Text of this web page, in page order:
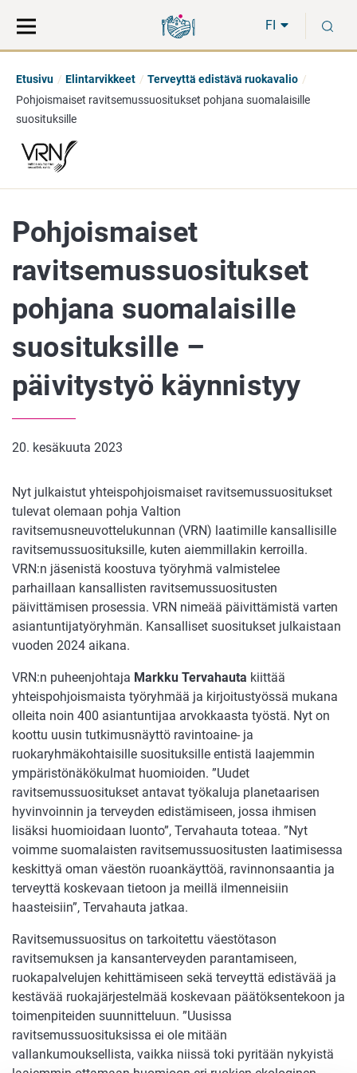
suoraan
sisältöön
koko
sivuston
FI
Etusivu Elintarvikkeet
Terveyttä edistävä ruokavalio
Pohjoismaiset ravitsemussuositukset pohjana suomalaisille
suosituksille
Pohjoismaiset
ravitsemussuositukset
pohjana suomalaisille
suosituksille –
päivitystyö käynnistyy
20. kesäkuuta 2023
Nyt julkaistut yhteispohjoismaiset ravitsemussuositukset
tulevat olemaan pohja Valtion
ravitsemusneuvottelukunnan (VRN) laatimille kansallisille
ravitsemussuosituksille, kuten aiemmillakin kerroilla.
VRN:n jäsenistä koostuva työryhmä valmistelee
parhaillaan kansallisten ravitsemussuositusten
päivittämisen prosessia. VRN nimeää päivittämistä varten
asiantuntijatyöryhmän. Kansalliset suositukset julkaistaan
vuoden 2024 aikana.
VRN:n puheenjohtaja Markku Tervahauta kiittää
yhteispohjoismaista työryhmää ja kirjoitustyössä mukana
olleita noin 400 asiantuntijaa arvokkaasta työstä. Nyt on
koottu uusin tutkimusnäyttö ravintoaine- ja
ruokaryhmäkohtaisille suosituksille entistä laajemmin
ympäristönäkökulmat huomioiden. ”Uudet
ravitsemussuositukset antavat työkaluja planetaarisen
hyvinvoinnin ja terveyden edistämiseen, jossa ihmisen
lisäksi huomioidaan luonto”, Tervahauta toteaa. ”Nyt
voimme suomalaisten ravitsemussuositusten laatimisessa
keskittyä oman väestön ruoankäyttöä, ravinnonsaantia ja
terveyttä koskevaan tietoon ja meillä ilmenneisiin
haasteisiin”, Tervahauta jatkaa.
Ravitsemussuositus on tarkoitettu väestötason
ravitsemuksen ja kansanterveyden parantamiseen,
ruokapalvelujen kehittämiseen sekä terveyttä edistävää ja
kestävää ruokajärjestelmää koskevaan päätöksentekoon ja
toimenpiteiden suunnitteluun. ”Uusissa
ravitsemussuosituksissa ei ole mitään
vallankumouksellista, vaikka niissä toki pyritään nykyistä